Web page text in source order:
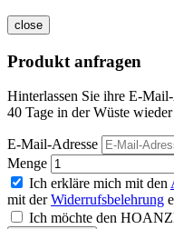
close
Produkt anfragen
Hinterlassen Sie ihre E-
40 Tage in der Wüste
E-Mail-Adresse
Menge
Ich erkläre mich mit den
mit derWiderrufsbelehrung
Ich möchte den